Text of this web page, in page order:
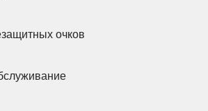
очков